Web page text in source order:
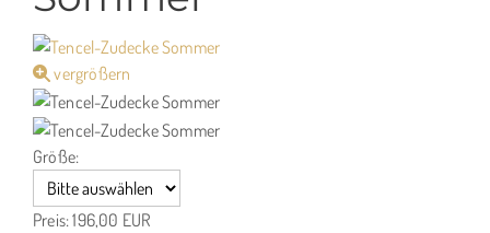
vergrößern
Größe:
Preis:196,00 EUR